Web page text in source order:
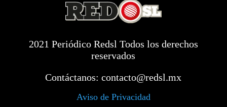
2021 Periódico Redsl Todos los derechos
reservados
Contáctanos:contacto@redsl.mx
Aviso de Privacidad